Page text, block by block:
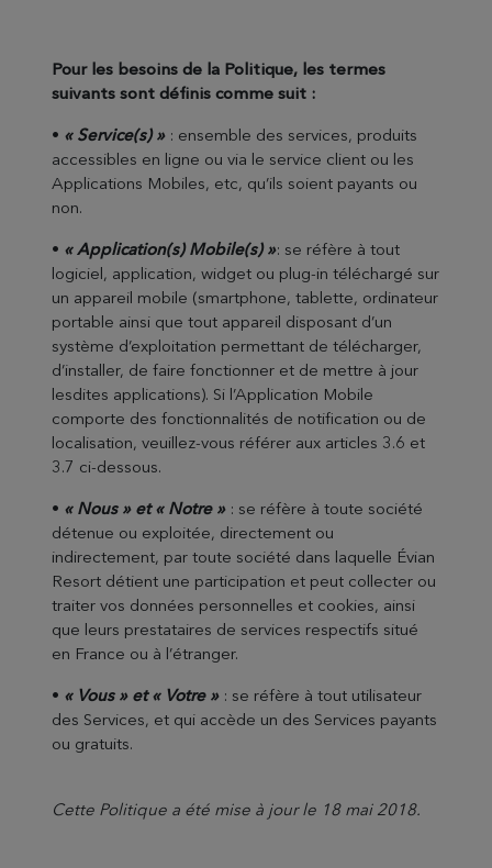
Pour les besoins de la Politique, les termes
suivants sont définis comme suit :
• « Service(s) »: ensemble des services, produits
accessibles en ligne ou via le service client ou les
Applications Mobiles, etc, qu’ils soient payants ou
non.
• « Application(s) Mobile(s) »: se réfère à tout
logiciel, application, widget ou plug-in téléchargé sur
un appareil mobile (smartphone, tablette, ordinateur
portable ainsi que tout appareil disposant d’un
système d’exploitation permettant de télécharger,
d’installer, de faire fonctionner et de mettre à jour
lesdites applications). Si l’Application Mobile
comporte des fonctionnalités de notification ou de
localisation, veuillez-vous référer aux articles 3.6 et
3.7 ci-dessous.
• « Nous » et « Notre »: se réfère à toute société
détenue ou exploitée, directement ou
indirectement, par toute société dans laquelle Évian
Resort détient une participation et peut collecter ou
traiter vos données personnelles et cookies, ainsi
que leurs prestataires de services respectifs situé
en France ou à l’étranger.
• « Vous » et « Votre »: se réfère à tout utilisateur
des Services, et qui accède un des Services payants
ou gratuits.
Cette Politique a été mise à jour le 18 mai 2018.